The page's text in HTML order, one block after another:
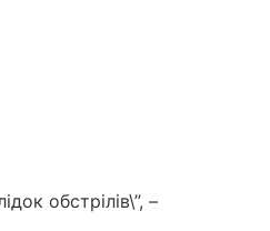
обстрілів\”, –